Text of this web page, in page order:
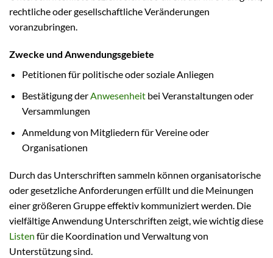
rechtliche oder gesellschaftliche Veränderungen
voranzubringen.
Zwecke und Anwendungsgebiete
Petitionen für politische oder soziale Anliegen
Bestätigung derAnwesenheitbei Veranstaltungen oder
Versammlungen
Anmeldung von Mitgliedern für Vereine oder
Organisationen
Durch das Unterschriften sammeln können organisatorische
oder gesetzliche Anforderungen erfüllt und die Meinungen
einer größeren Gruppe effektiv kommuniziert werden. Die
vielfältige Anwendung Unterschriften zeigt, wie wichtig diese
Listen für die Koordination und Verwaltung von
Unterstützung sind.